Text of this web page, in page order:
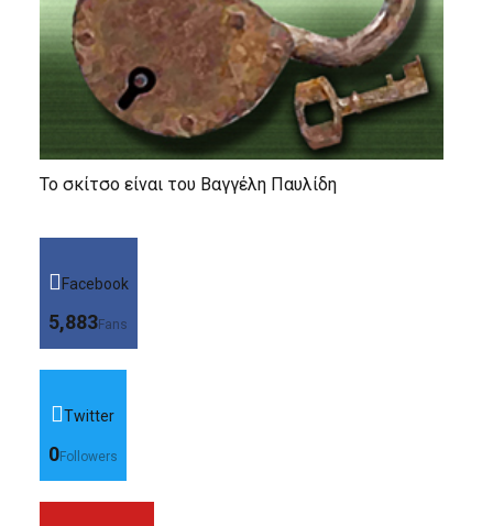
Το σκίτσο είναι του Βαγγέλη Παυλίδη
Facebook
5,883Fans
Twitter
0Followers